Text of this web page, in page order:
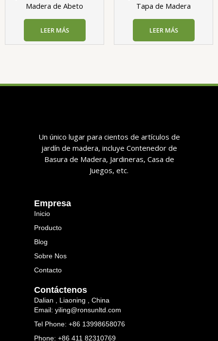
Madera de Abeto
LEER MÁS
Tapa de Madera
LEER MÁS
Un único lugar para cientos de artículos de
jardín de madera, incluye Contenedor de
Basura de Madera, Jardineras, Casa de
Juegos, etc.
Empresa
Inicio
Producto
Blog
Sobre Nos
Contacto
Contáctenos
Dalian , Liaoning , China
Email: yiling@ronsunltd.com
Tel Phone: +86 13998658076
Phone: +86 411 82310769